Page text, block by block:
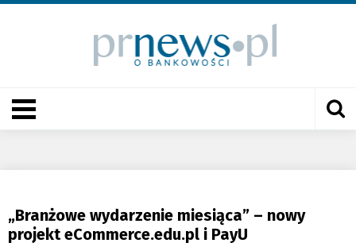
„Branżowe wydarzenie miesiąca” – nowy
projekt eCommerce.edu.pl i PayU